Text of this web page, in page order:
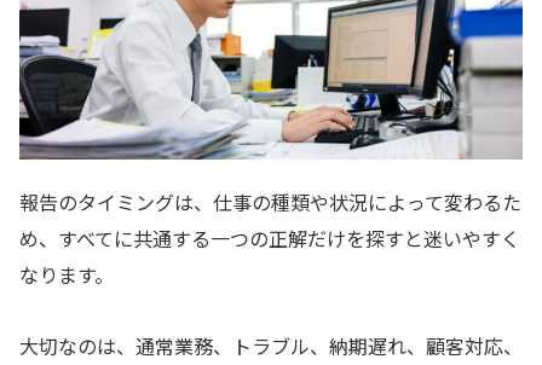
報告のタイミングは、仕事の種類や状況によって変わるた
め、すべてに共通する一つの正解だけを探すと迷いやすく
なります。
大切なのは、通常業務、トラブル、納期遅れ、顧客対応、